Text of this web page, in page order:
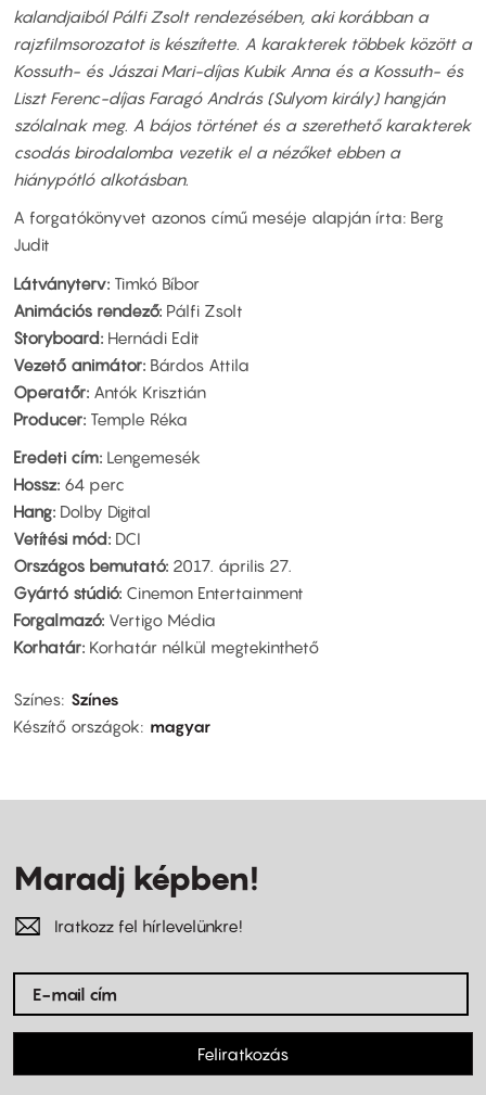
kalandjaiból Pálfi Zsolt rendezésében, aki korábban a
rajzfilmsorozatot is készítette. A karakterek többek között a
Kossuth- és Jászai Mari-díjas Kubik Anna és a Kossuth- és
Liszt Ferenc-díjas Faragó András (Sulyom király) hangján
szólalnak meg. A bájos történet és a szerethető karakterek
csodás birodalomba vezetik el a nézőket ebben a
hiánypótló alkotásban.
A forgatókönyvet azonos című meséje alapján írta: Berg
Judit
Látványterv: Timkó Bíbor
Animációs rendező: Pálfi Zsolt
Storyboard: Hernádi Edit
Vezető animátor: Bárdos Attila
Operatőr: Antók Krisztián
Producer: Temple Réka
Eredeti cím: Lengemesék
Hossz: 64 perc
Hang: Dolby Digital
Vetítési mód: DCI
Országos bemutató: 2017. április 27.
Gyártó stúdió: Cinemon Entertainment
Forgalmazó: Vertigo Média
Korhatár: Korhatár nélkül megtekinthető
Színes Színes
Készítő országok
magyar
Maradj képben!
Iratkozz fel hírlevelünkre!
Feliratkozás